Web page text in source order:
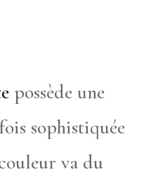
possède une
sophistiquée
va du